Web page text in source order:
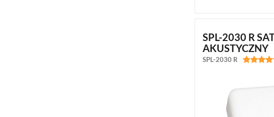
SPL-2030 R
AKUSTYCZNY
SPL-2030 R